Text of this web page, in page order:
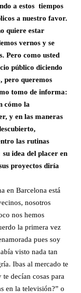
a estos tiempos
a nuestro favor.
quiere estar
vernos y se
Pero como usted
público diciendo
pero queremos
tomo de informa:
cómo la
y en las maneras
las rutinas
idea del placer en
proyectos diría
en Barcelona está
nosotros
nos hemos
la primera vez
pues soy
visto nada tan
Ibas al mercado te
decían cosas para
en la televisión?” o